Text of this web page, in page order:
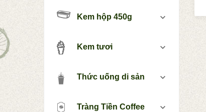
Kem hộp 450g
Kem tươi
Thức uống di sản
Tràng Tiền Coffee